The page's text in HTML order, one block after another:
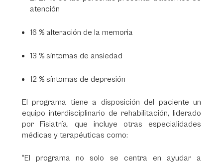
atención
16 % alteración de la memoria
13 % síntomas de ansiedad
12 % síntomas de depresión
El programa tiene a disposición del paciente un
equipo interdisciplinario de rehabilitación, liderado
por Fisiatría, que incluye otras especialidades
médicas y terapéuticas como:
“El programa no solo se centra en ayudar a